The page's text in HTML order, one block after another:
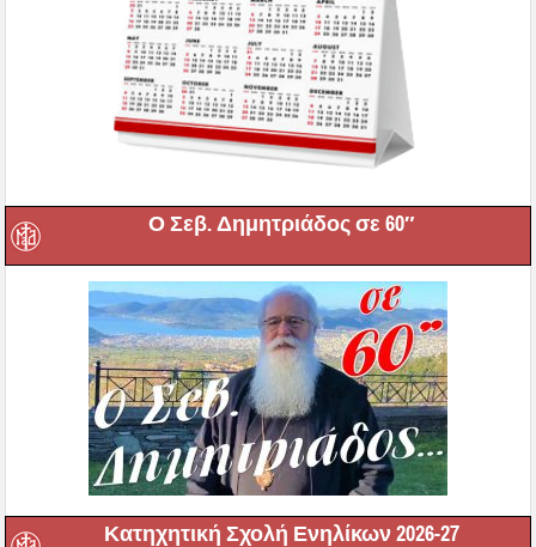
Ο Σεβ. Δημητριάδος σε 60″
Κατηχητική Σχολή Ενηλίκων 2026-27